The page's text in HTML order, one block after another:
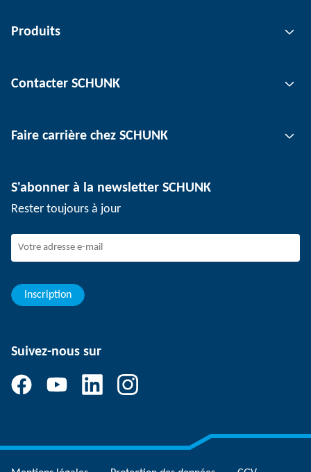
Produits
Technologie d'automatisation
Technologie de serrage de pièce
Contacter SCHUNK
Sites
Événements
Dispositif de signalement SCHUNK
Faire carrière chez SCHUNK
Travailler chez SCHUNK
Jeunes professionnels
Elèves
S'abonner à la newsletter SCHUNK
Rester toujours à jour
Inscription
Suivez-nous sur